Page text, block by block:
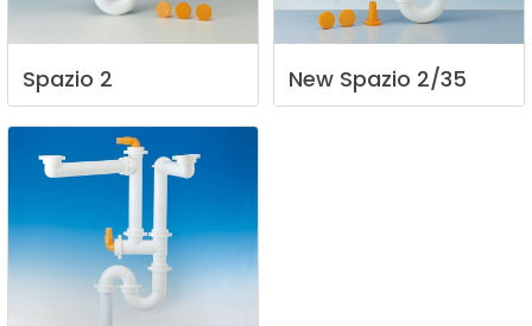
Spazio 2 New Spazio 2/35